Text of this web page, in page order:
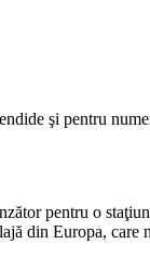
şi pentru
pentru o
din Europa,